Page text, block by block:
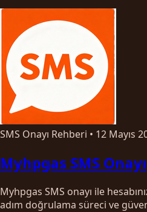
SMS Onayı Rehberi • 12 Mayıs
Myhpgas SMS Onayı
Myhpgas SMS onayı ile
adım doğrulama süreci ve